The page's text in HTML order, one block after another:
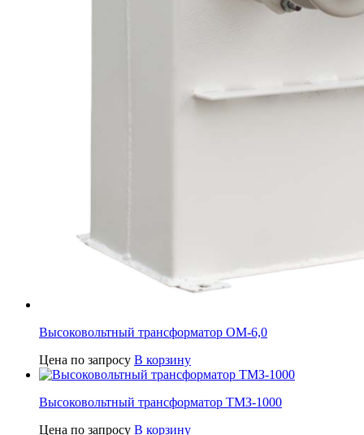
Высоковольтный трансформатор ОМ-6,0
Цена по запросу В корзину
Высоковольтный трансформатор ТМЗ-1000
Цена по запросу В корзину